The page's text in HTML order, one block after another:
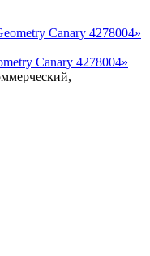
Canary 4278004»